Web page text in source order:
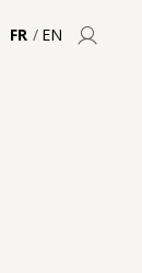
FR / EN